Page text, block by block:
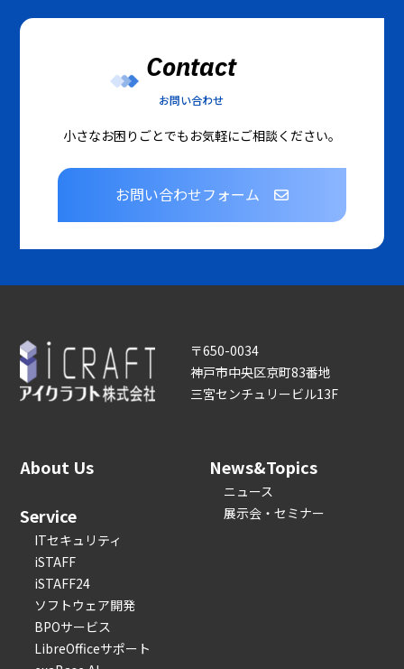
Contact
お問い合わせ
小さなお困りごとでもお気軽にご相談ください。
お問い合わせフォーム
〒650-0034
神戸市中央区京町83番地
三宮センチュリービル13F
About Us
Service
ITセキュリティ
iSTAFF
iSTAFF24
ソフトウェア開発
BPOサービス
LibreOfficeサポート
News&Topics
ニュース
展示会・セミナー